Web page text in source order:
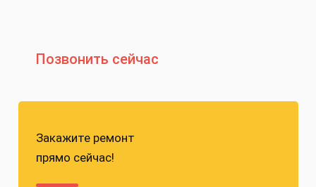
Позвонить сейчас
Закажите ремонт
прямо сейчас!